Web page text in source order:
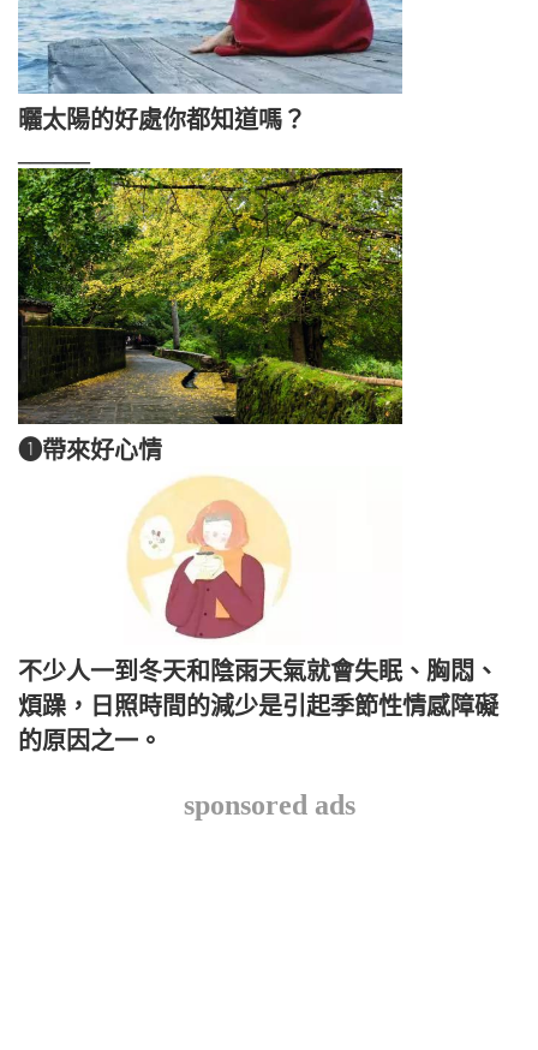
曬太陽的好處你都知道嗎？
❶帶來好心情
不少人一到冬天和陰雨天氣就會失眠、胸悶、
煩躁，日照時間的減少是引起季節性情感障礙
的原因之一。
sponsored ads